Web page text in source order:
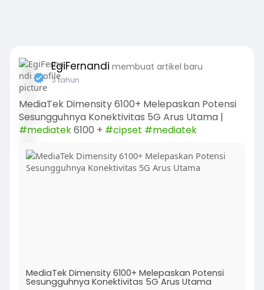
EgiFernandi membuat artikel baru
3 tahun
MediaTek Dimensity 6100+ Melepaskan Potensi
Sesungguhnya Konektivitas 5G Arus Utama |
#mediatek6100 + #cipset #mediatek
MediaTek Dimensity 6100+ Melepaskan Potensi
Sesungguhnya Konektivitas 5G Arus Utama